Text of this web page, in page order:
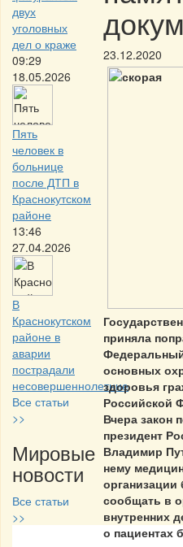
двух
уголовных
дел о краже
09:29
18.05.2026
Пять
человек в
больнице
после ДТП в
Краснокутском
районе
13:46
27.04.2026
В
Краснокутском
районе в
аварии
пострадали
несовершеннолетние
Все статьи
>>
Мировые
новости
Все статьи
>>
23.12.2020
приняла
основных
здоровья
Российской
Вчера закон
президент
Владимир
нему
организации
сообщать в
внутренних
о пациентах